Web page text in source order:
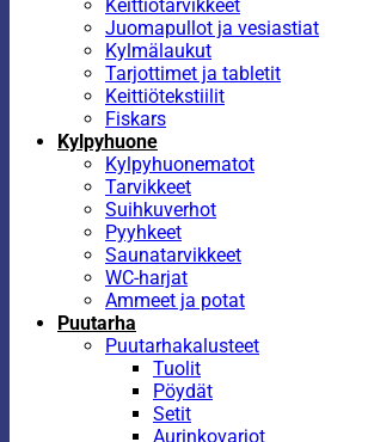
Keittiötarvikkeet
Juomapullot ja vesiastiat
Kylmälaukut
Tarjottimet ja tabletit
Keittiötekstiilit
Fiskars
Kylpyhuone
Kylpyhuonematot
Tarvikkeet
Suihkuverhot
Pyyhkeet
Saunatarvikkeet
WC-harjat
Ammeet ja potat
Puutarha
Puutarhakalusteet
Tuolit
Pöydät
Setit
Aurinkovarjot